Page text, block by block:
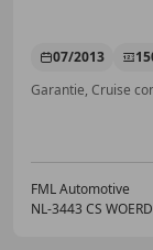
07/2013
FML Automotive
NL-3443 CS